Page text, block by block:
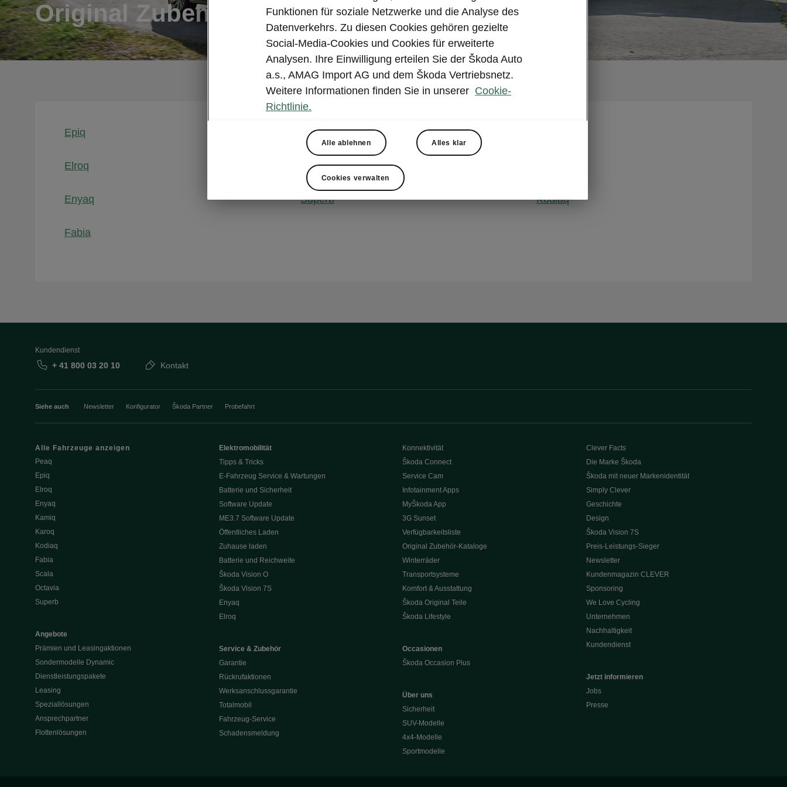
Original Zubehör-Kataloge
Epiq
Elroq
Enyaq
Fabia
Scala
Octavia
Superb Kodiaq
Kundendienst
+ 41 800 03 20 10 Kontakt
Siehe auch Newsletter Konfigurator Škoda Partner Probefahrt
Alle Fahrzeuge anzeigen
Peaq
Epiq
Elroq
Enyaq
Kamiq
Karoq
Kodiaq
Fabia
Scala
Octavia
Superb
Angebote
Prämien und Leasingaktionen
Sondermodelle Dynamic
Dienstleistungspakete
Leasing
Speziallösungen
Ansprechpartner
Flottenlösungen
Elektromobilität
Tipps & Tricks
E-Fahrzeug Service & Wartungen
Batterie und Sicherheit
Software Update
ME3.7 Software Update
Öffentliches Laden
Zuhause laden
Batterie und Reichweite
Škoda Vision O
Škoda Vision 7S
Enyaq
Elroq
Service & Zubehör
Garantie
Rückrufaktionen
Werksanschlussgarantie
Totalmobil
Fahrzeug-Service
Schadensmeldung
Konnektivität
Škoda Connect
Service Cam
Infotainment Apps
MyŠkoda App
3G Sunset
Verfügbarkeitsliste
Original Zubehör-Kataloge
Winterräder
Transportsysteme
Komfort & Ausstattung
Škoda Original Teile
Škoda Lifestyle
Occasionen
Škoda Occasion Plus
Über uns
Sicherheit
SUV-Modelle
4x4-Modelle
Sportmodelle
Clever Facts
Die Marke Škoda
Škoda mit neuer Markenidentität
Simply Clever
Geschichte
Design
Škoda Vision 7S
Preis-Leistungs-Sieger
Newsletter
Kundenmagazin CLEVER
Sponsoring
We Love Cycling
Unternehmen
Nachhaltigkeit
Kundendienst
Jetzt informieren
Jobs
Presse
Funktionen für soziale Netzwerke und die Analyse des
Datenverkehrs. Zu diesen Cookies gehören gezielte
Social-Media-Cookies und Cookies für erweiterte
Analysen. Ihre Einwilligung erteilen Sie der Škoda Auto
a.s., AMAG Import AG und dem Škoda Vertriebsnetz.
Weitere Informationen finden Sie in unserer Cookie-
Richtlinie.
Alle ablehnen Alles klar
Cookies verwalten